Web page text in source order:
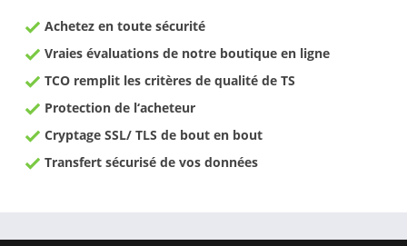
Achetez en toute sécurité
Vraies évaluations de notre boutique en ligne
TCO remplit les critères de qualité de TS
Protection de l‘acheteur
Cryptage SSL/ TLS de bout en bout
Transfert sécurisé de vos données